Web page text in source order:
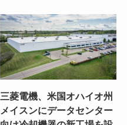
三菱電機、米国オハイオ州
メイスンにデータセンター